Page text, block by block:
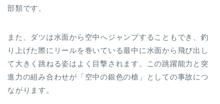
部類です。
また、ダツは水面から空中へジャンプすることもでき、釣
り上げた際にリールを巻いている最中に水面から飛び出し
て大きく跳ねる姿はよく目撃されます。この跳躍能力と突
進力の組み合わせが「空中の銀色の槍」としての事故につ
ながります。